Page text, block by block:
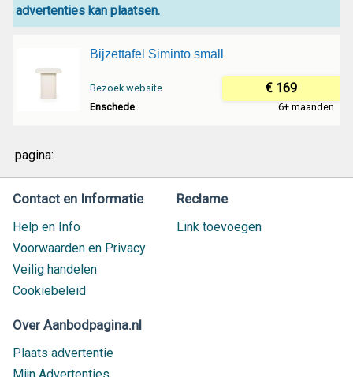
advertenties kan plaatsen.
Bijzettafel Siminto small
Bezoek website € 169
Enschede 6+ maanden
pagina:
Contact en Informatie
Help en Info
Voorwaarden en Privacy
Veilig handelen
Cookiebeleid
Reclame
Link toevoegen
Over Aanbodpagina.nl
Plaats advertentie